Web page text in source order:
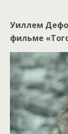
Уиллем Дефо
фильме